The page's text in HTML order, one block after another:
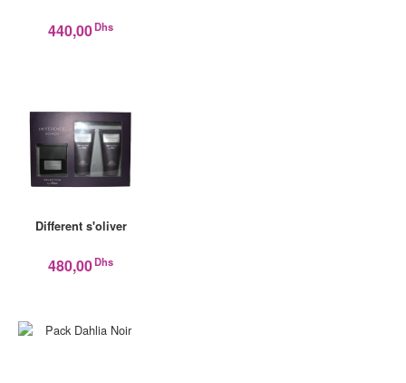
440,00Dhs
Different s'oliver
480,00Dhs